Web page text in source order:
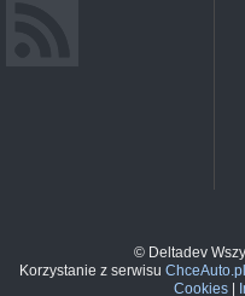
© Deltadev
Korzystanie z serwisu ChceAuto.pl
Cookies|